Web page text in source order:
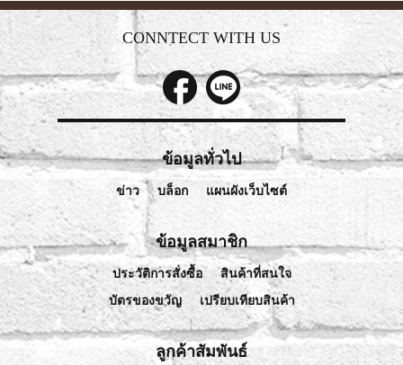
CONNTECT WITH US
ข้อมูลทั่วไป
ข่าว บล็อก แผนผังเว็บไซต์
ข้อมูลสมาชิก
ประวัติการสั่งซื้อ
สินค้าที่สนใจ
บัตรของขวัญ
เปรียบเทียบสินค้า
ลูกค้าสัมพันธ์